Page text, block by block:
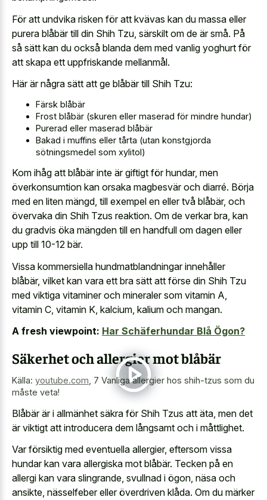
För att undvika risken för att kvävas kan du massa eller
purera blåbär till din Shih Tzu, särskilt om de är små. På
så sätt kan du också blanda dem med vanlig yoghurt för
att skapa ett uppfriskande mellanmål.
Här är några sätt att ge blåbär till Shih Tzu:
Färsk blåbär
Frost blåbär (skuren eller maserad för mindre hundar)
Purerad eller maserad blåbär
Bakad i muffins eller tårta (utan konstgjorda
sötningsmedel som xylitol)
Kom ihåg att blåbär inte är giftigt för hundar, men
överkonsumtion kan orsaka magbesvär och diarré. Börja
med en liten mängd, till exempel en eller två blåbär, och
övervaka din Shih Tzus reaktion. Om de verkar bra, kan
du gradvis öka mängden till en handfull om dagen eller
upp till 10-12 bär.
Vissa kommersiella hundmatblandningar innehåller
blåbär, vilket kan vara ett bra sätt att förse din Shih Tzu
med viktiga vitaminer och mineraler som vitamin A,
vitamin C, vitamin K, kalcium, kalium och mangan.
A fresh viewpoint: Har Schäferhundar Blå Ögon?
Säkerhet och allergier mot blåbär
Källa: youtube.com 7 Vanliga allergier hos shih-tzus som du
måste veta!
Blåbär är i allmänhet säkra för Shih Tzus att äta, men det
är viktigt att introducera dem långsamt och i måttlighet.
Var försiktig med eventuella allergier, eftersom vissa
hundar kan vara allergiska mot blåbär. Tecken på en
allergi kan vara slingrande, svullnad i ögon, näsa och
ansikte, nässelfeber eller överdriven klåda. Om du märker